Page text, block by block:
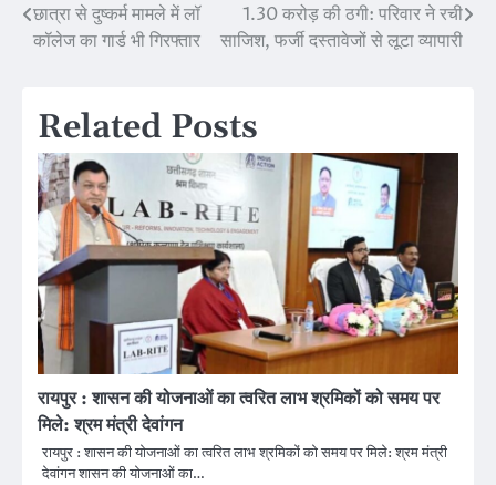
Post
छात्रा से दुष्कर्म मामले में लॉ
कॉलेज का गार्ड भी गिरफ्तार
1.30 करोड़ की ठगी: परिवार ने रची
साजिश, फर्जी दस्तावेजों से लूटा व्यापारी
Related Posts
रायपुर : शासन की योजनाओं का त्वरित लाभ श्रमिकों को समय पर
मिले: श्रम मंत्री देवांगन
रायपुर : शासन की योजनाओं का त्वरित लाभ श्रमिकों को समय पर मिले: श्रम मंत्री
देवांगन शासन की योजनाओं का…